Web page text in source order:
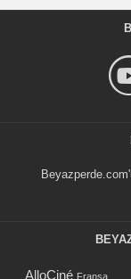
AlloCiné Fransa